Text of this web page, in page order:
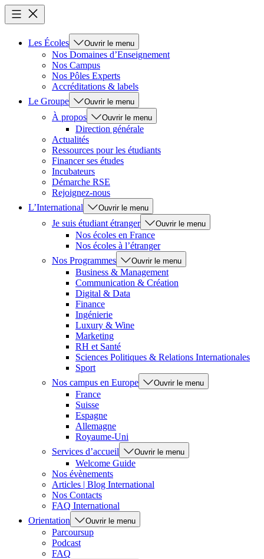
Les Écoles Ouvrir le menu
Nos Domaines d’Enseignement
Nos Campus
Nos Pôles Experts
Accréditations & labels
Le Groupe
Ouvrir le menu
À propos Ouvrir le menu
Direction générale
Actualités
Ressources pour les étudiants
Financer ses études
Incubateurs
Démarche RSE
Rejoignez-nous
L’International
Ouvrir le menu
Je suis étudiant étranger Ouvrir le menu
Nos écoles en France
Nos écoles à l’étranger
Nos Programmes
Ouvrir le menu
Business & Management
Communication & Création
Digital & Data
Finance
Ingénierie
Luxury & Wine
Marketing
RH et Santé
Sciences Politiques & Relations Internationales
Sport
Nos campus en Europe
Ouvrir le menu
France
Suisse
Espagne
Allemagne
Royaume-Uni
Services d’accueil
Ouvrir le menu
Welcome Guide
Nos évènements
Articles | Blog International
Nos Contacts
FAQ International
Orientation
Ouvrir le menu
Parcoursup
Podcast
FAQ